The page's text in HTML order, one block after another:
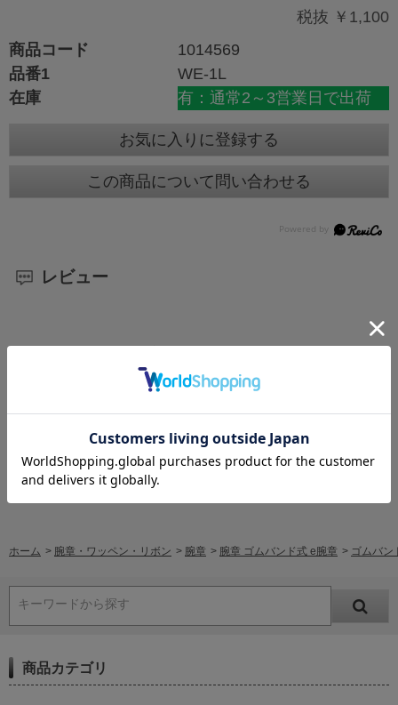
税抜 ￥1,100
商品コード
1014569
品番1
WE-1L
在庫
有：通常2～3営業日で出荷
お気に入りに登録する
この商品について問い合わせる
レビュー
レビューを書く
ホーム > 腕章・ワッペン・リボン > 腕章 > 腕章 ゴムバンド式 e腕章 > ゴムバン
キーワードから探す
商品カテゴリ